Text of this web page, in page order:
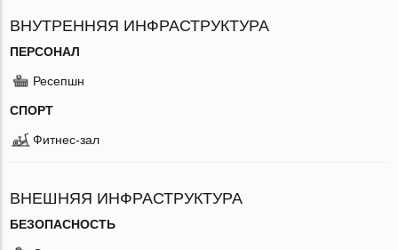
ВНУТРЕННЯЯ ИНФРАСТРУКТУРА
ПЕРСОНАЛ
Ресепшн
СПОРТ
Фитнес-зал
ВНЕШНЯЯ ИНФРАСТРУКТУРА
БЕЗОПАСНОСТЬ